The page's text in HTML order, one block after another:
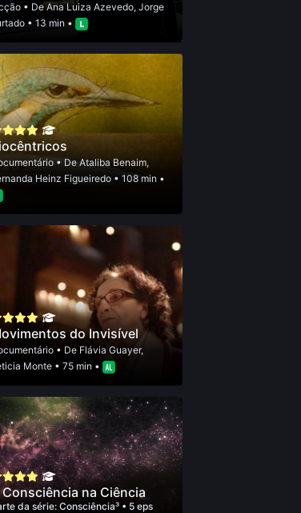
• DeAna Luiza Azevedo,Jorge
• 13 min •
• DeAtaliba Benaim,
Heinz Figueiredo • 108 min •
do Invisível
• De Flávia Guayer,
Monte • 75 min •
Consciência na Ciência
da série:Consciência³ • 5 eps